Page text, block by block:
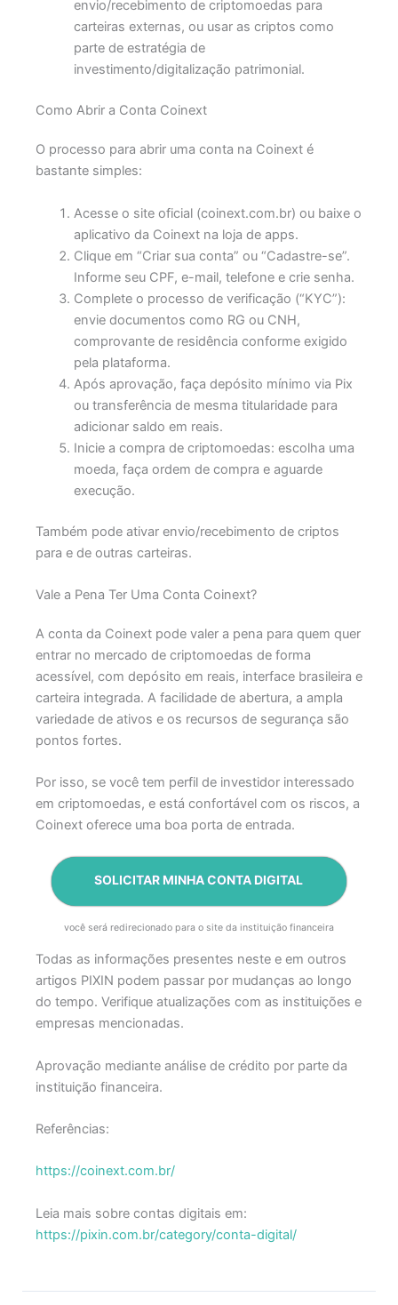
envio/recebimento de criptomoedas para
carteiras externas, ou usar as criptos como
parte de estratégia de
investimento/digitalização patrimonial.
Como Abrir a Conta Coinext
O processo para abrir uma conta na Coinext é
bastante simples:
Acesse o site oficial (coinext.com.br) ou baixe o
aplicativo da Coinext na loja de apps.
Clique em “Criar sua conta” ou “Cadastre-se”.
Informe seu CPF, e-mail, telefone e crie senha.
Complete o processo de verificação (“KYC”):
envie documentos como RG ou CNH,
comprovante de residência conforme exigido
pela plataforma.
Após aprovação, faça depósito mínimo via Pix
ou transferência de mesma titularidade para
adicionar saldo em reais.
Inicie a compra de criptomoedas: escolha uma
moeda, faça ordem de compra e aguarde
execução.
Também pode ativar envio/recebimento de criptos
para e de outras carteiras.
Vale a Pena Ter Uma Conta Coinext?
A conta da Coinext pode valer a pena para quem quer
entrar no mercado de criptomoedas de forma
acessível, com depósito em reais, interface brasileira e
carteira integrada. A facilidade de abertura, a ampla
variedade de ativos e os recursos de segurança são
pontos fortes.
Por isso, se você tem perfil de investidor interessado
em criptomoedas, e está confortável com os riscos, a
Coinext oferece uma boa porta de entrada.
SOLICITAR MINHA CONTA DIGITAL
você será redirecionado para o site da instituição financeira
Todas as informações presentes neste e em outros
artigos PIXIN podem passar por mudanças ao longo
do tempo. Verifique atualizações com as instituições e
empresas mencionadas.
Aprovação mediante análise de crédito por parte da
instituição financeira.
Referências:
https://coinext.com.br/
Leia mais sobre contas digitais em:
https://pixin.com.br/category/conta-digital/